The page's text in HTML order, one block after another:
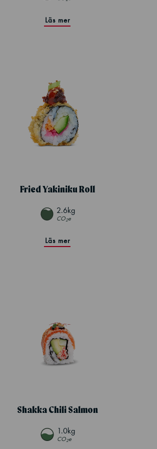
Läs mer
Fried Yakiniku Roll
2.6kg
CO2e
Läs mer
Shakka Chili Salmon
1.0kg
CO2e